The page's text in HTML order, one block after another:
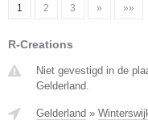
1 2 3 » »»
R-Creations
Niet gevestigd in de
Gelderland.
Gelderland »